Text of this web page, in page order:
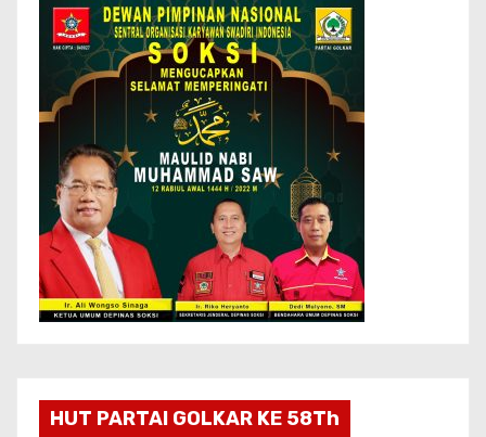
HUT PARTAI GOLKAR KE 58Th